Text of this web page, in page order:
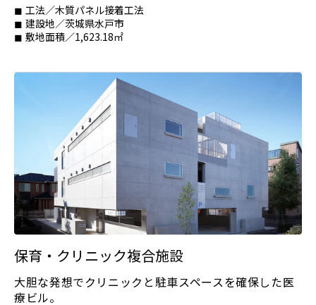
工法／木質パネル接着工法
建設地／茨城県水戸市
敷地面積／1,623.18㎡
保育・クリニック複合施設
大胆な発想でクリニックと駐車スペースを確保した医
療ビル。